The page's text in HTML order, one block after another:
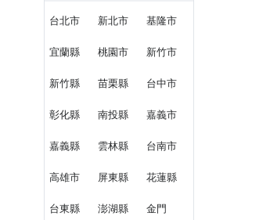
台北市 新北市 基隆市
宜蘭縣 桃園市 新竹市
新竹縣 苗栗縣 台中市
彰化縣 南投縣 嘉義市
嘉義縣 雲林縣 台南市
高雄市 屏東縣 花蓮縣
台東縣 澎湖縣 金門